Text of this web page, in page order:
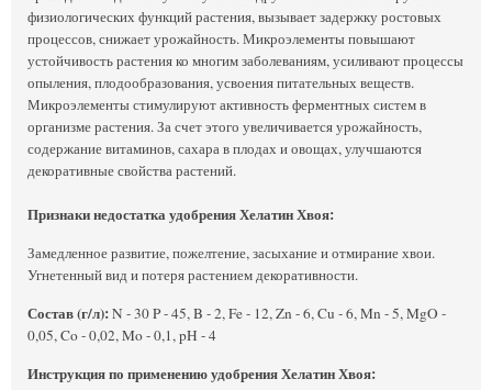
физиологических функций растения, вызывает задержку ростовых
процессов, снижает урожайность. Микроэлементы повышают
устойчивость растения ко многим заболеваниям, усиливают процессы
опыления, плодообразования, усвоения питательных веществ.
Микроэлементы стимулируют активность ферментных систем в
организме растения. За счет этого увеличивается урожайность,
содержание витаминов, сахара в плодах и овощах, улучшаются
декоративные свойства растений.
Признаки недостатка удобрения Хелатин Хвоя:
Замедленное развитие, пожелтение, засыхание и отмирание хвои.
Угнетенный вид и потеря растением декоративности.
Состав (г/л):N - 30 P - 45, B - 2, Fe - 12, Zn - 6, Cu - 6, Mn - 5, MgO -
0,05, Co - 0,02, Mo - 0,1, pH - 4
Инструкция по применению удобрения Хелатин Хвоя: